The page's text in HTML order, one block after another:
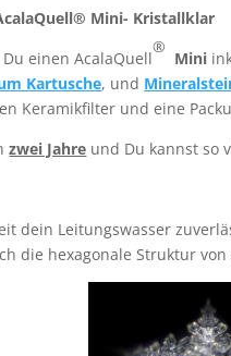
Mini- Kristallklar
einen AcalaQuell
®
Mini
Kartusche, und
Keramikfilter und eine
zwei Jahre und Du kannst so
dein Leitungswasser
die hexagonale Struktur